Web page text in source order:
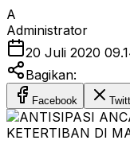
A
Administrator
20 Juli 2020
Bagikan:
Facebook